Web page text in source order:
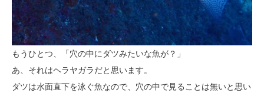
もうひとつ、「穴の中にダツみたいな魚が？」
あ、それはヘラヤガラだと思います。
ダツは水面直下を泳ぐ魚なので、穴の中で見ることは無いと思い